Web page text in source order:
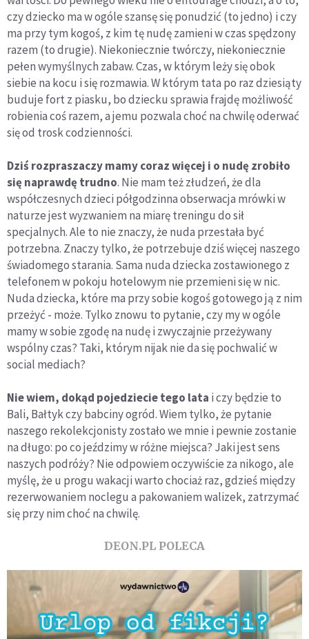
czy dziecko ma w ogóle szansę się ponudzić (to jedno) i czy
ma przy tym kogoś, z kim tę nudę zamieni w czas spędzony
razem (to drugie). Niekoniecznie twórczy, niekoniecznie
pełen wymyślnych zabaw. Czas, w którym leży się obok
siebie na kocu i się rozmawia. W którym tata po raz dziesiąty
buduje fort z piasku, bo dziecku sprawia frajdę możliwość
robienia coś razem, a jemu pozwala choć na chwilę oderwać
się od trosk codzienności.
Dziś rozpraszaczy mamy coraz więcej i o nudę zrobiło
się naprawdę trudno. Nie mam też złudzeń, że dla
współczesnych dzieci półgodzinna obserwacja mrówki w
naturze jest wyzwaniem na miarę treningu do sił
specjalnych. Ale to nie znaczy, że nuda przestała być
potrzebna. Znaczy tylko, że potrzebuje dziś więcej naszego
świadomego starania. Sama nuda dziecka zostawionego z
telefonem w pokoju hotelowym nie przemieni się w nic.
Nuda dziecka, które ma przy sobie kogoś gotowego ją z nim
przeżyć - może. Tylko znowu to pytanie, czy my w ogóle
mamy w sobie zgodę na nudę i zwyczajnie przeżywany
wspólny czas? Taki, którym nijak nie da się pochwalić w
social mediach?
Nie wiem, dokąd pojedziecie tego lata i czy będzie to
Bali, Bałtyk czy babciny ogród. Wiem tylko, że pytanie
naszego rekolekcjonisty zostało we mnie i pewnie zostanie
na długo: po co jeździmy w różne miejsca? Jaki jest sens
naszych podróży? Nie odpowiem oczywiście za nikogo, ale
myślę, że u progu wakacji warto chociaż raz, gdzieś między
rezerwowaniem noclegu a pakowaniem walizek, zatrzymać
się przy nim choć na chwilę.
DEON.PL POLECA